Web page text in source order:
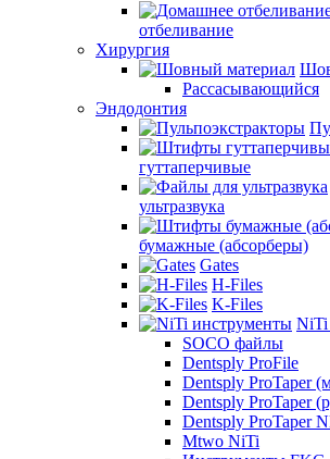
отбеливание
Хирургия
Рассасывающийся
Эндодонтия
гуттаперчивые
ультразвука
бумажные (абсорберы)
Gates
H-Files
K-Files
NiTi
SOCO файлы
Dentsply ProFile
Dentsply ProTaper
Dentsply ProTaper
Dentsply ProTaper
Mtwo NiTi